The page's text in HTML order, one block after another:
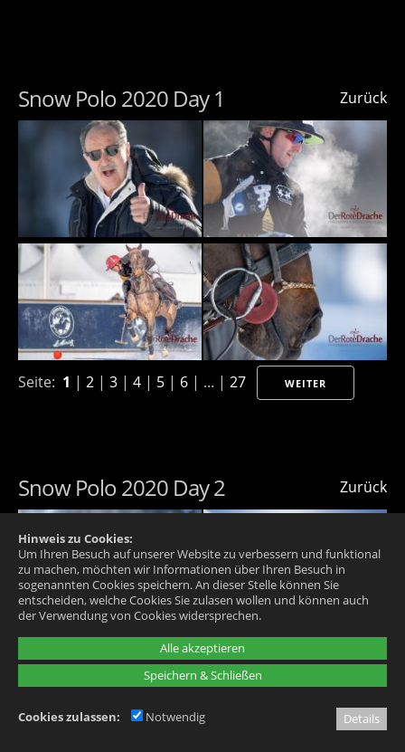
Alle akzeptieren
Speichern & Schließen
Hinweis zu Cookies:
Um Ihren Besuch auf unserer Website zu verbessern und funktional
zu machen, möchten wir Informationen über Ihren Besuch in
sogenannten Cookies speichern. An dieser Stelle können Sie
entscheiden, welche Cookies Sie zulasen wollen und können auch
der Verwendung von Cookies widersprechen.
Cookies zulassen: Notwendig Details
Zurück
Snow Polo 2020 Day 1
Seite: 1 | 2 | 3 | 4 | 5 | 6 | ... | 27 WEITER
Zurück
Snow Polo 2020 Day 2